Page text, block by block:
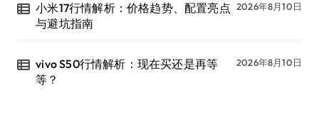
小米17行情解析：价格趋势、配置亮点
与避坑指南
2026年8月10日
vivo S50行情解析：现在买还是再等
等？
2026年8月10日